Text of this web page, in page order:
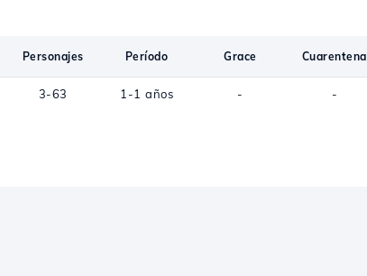
Personajes Período Grace Cuarentena
3-63 1-1 años - -